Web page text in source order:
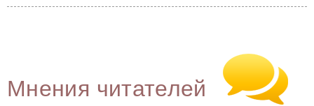
Мнения читателей